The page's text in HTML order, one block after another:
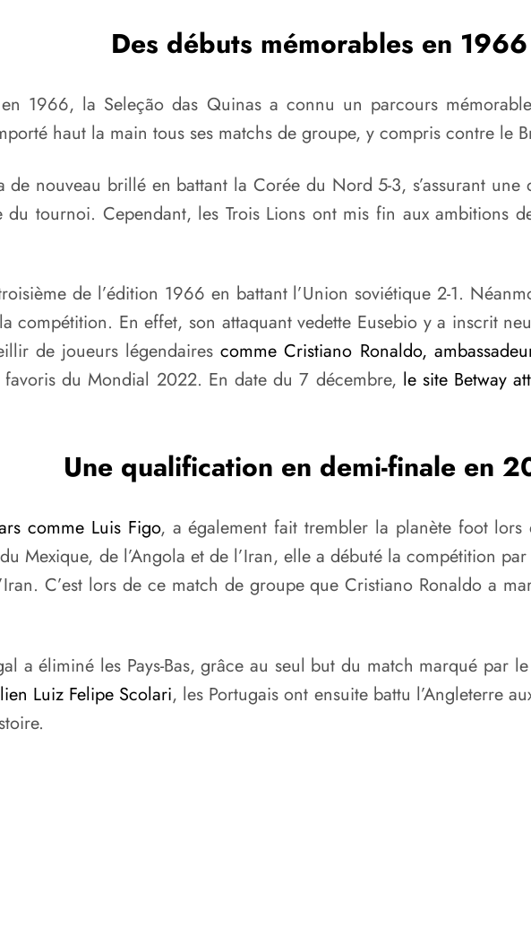
Des débuts mémorables en 1966
1966, la Seleção das Quinas a connu un parcours
haut la main tous ses matchs de groupe, y compris contre le
de nouveau brillé en battant la Corée du Nord 5-3, s’assurant
du tournoi. Cependant, les Trois Lions ont mis fin aux ambitions
de l’édition 1966 en battant l’Union soviétique 2-1.
compétition. En effet, son attaquant vedette Eusebio y a inscrit
de joueurs légendairescomme Cristiano Ronaldo,
du Mondial 2022. En date du 7 décembre, le site Betway
Une qualification en demi-finale en
comme Luis Figo, a également fait trembler la planète foot
Mexique, de l’Angola et de l’Iran, elle a débuté la compétition
C’est lors de ce match de groupe que Cristiano Ronaldo a
a éliminé les Pays-Bas, grâce au seul but du match marqué par
Luiz Felipe Scolari, les Portugais ont ensuite battu l’Angleterre